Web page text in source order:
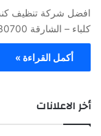
افضل شركة تنظيف
كلباء – الشارقة 0555980700 – خصم30% تعتبر الأرائك…
أكمل القراءة »
أخر الاعلانات